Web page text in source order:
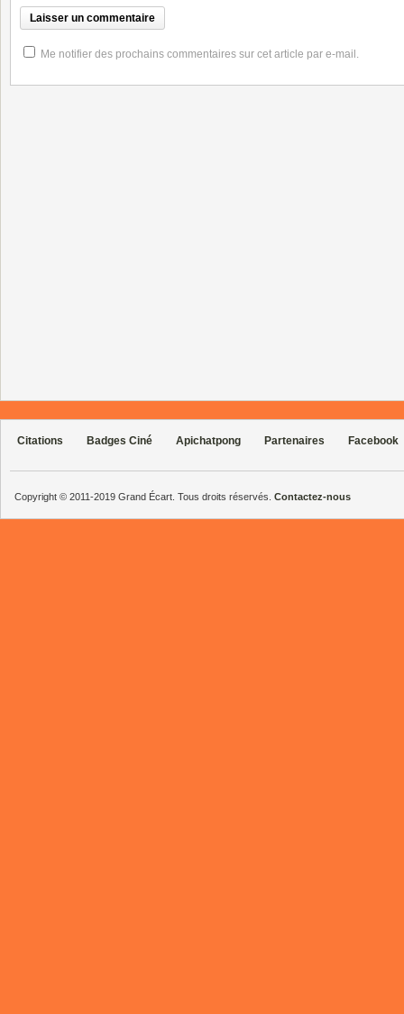
Me notifier des prochains commentaires sur cet article par e-mail.
Citations Badges Ciné Apichatpong Partenaires Facebook
Copyright © 2011-2019 Grand Écart. Tous droits réservés. Contactez-nous